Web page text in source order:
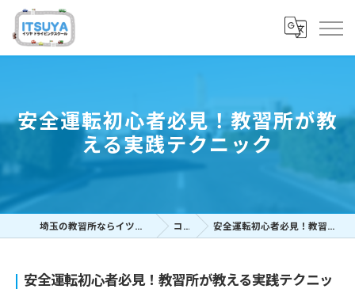
安全運転初心者必見！教習所が教
える実践テクニック
埼玉の教習所ならイツヤドライビングスクール コラム 安全運転初心者必見！教習所が教える実践テクニック
安全運転初心者必見！教習所が教える実践テクニッ